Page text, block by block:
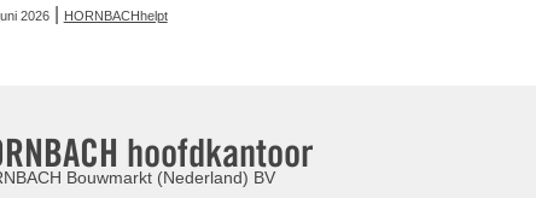
2026| HORNBACHhelpt
hoofdkantoor
Bouwmarkt (Nederland) BV